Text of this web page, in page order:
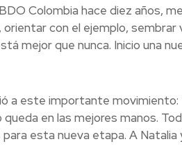
Colombia hace diez años,
con el ejemplo, sembrar
mejor que nunca. Inicio una
a este importante movimiento:
en las mejores manos.
esta nueva etapa. A Natalia